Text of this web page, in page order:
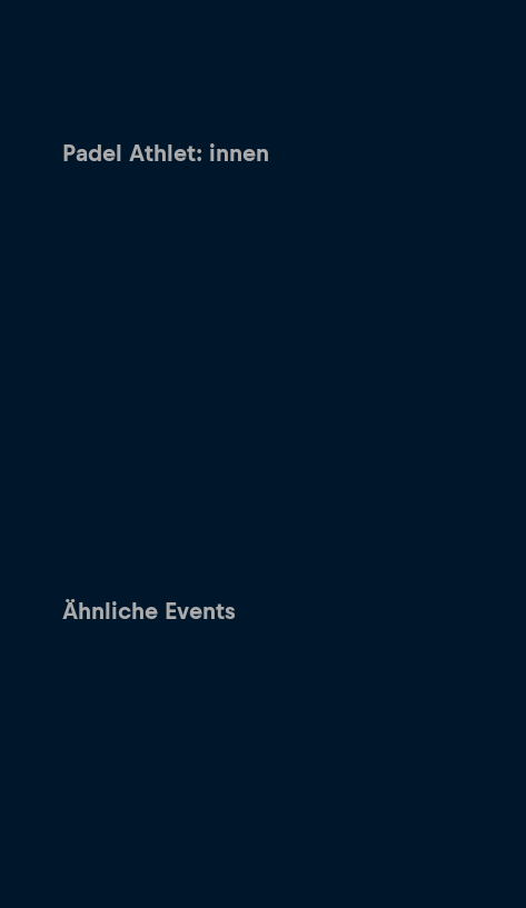
Padel Athlet: innen
Ähnliche Events